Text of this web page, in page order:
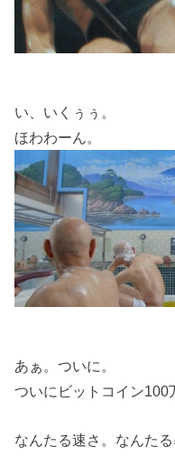
い、いくぅぅ。
ほわわーん。
あぁ。ついに。
ついにビットコイン100
なんたる速さ。なんたる